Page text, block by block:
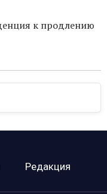
к продлению
Редакция